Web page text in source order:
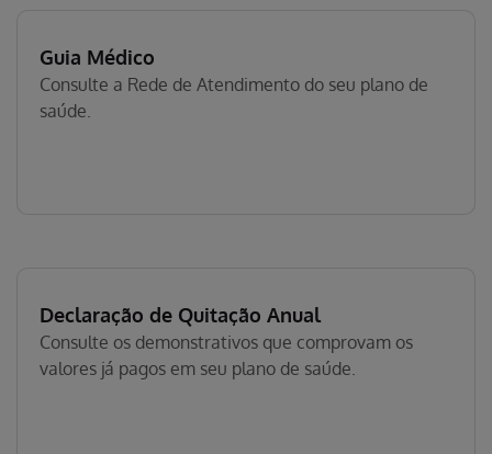
Guia Médico
Consulte a Rede de Atendimento do seu plano de
saúde.
Declaração de Quitação Anual
Consulte os demonstrativos que comprovam os
valores já pagos em seu plano de saúde.